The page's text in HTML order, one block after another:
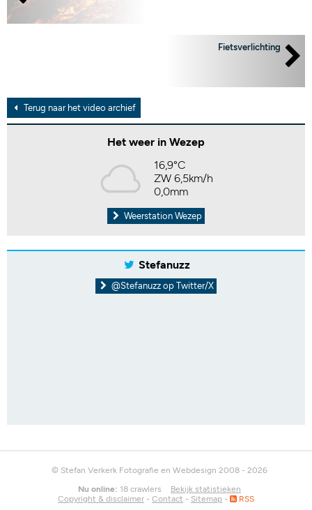
Fietsverlichting
Terug naar het video archief
Het weer in Wezep
16,9°C
ZW 6,5km/h
0,0mm
Weerstation Wezep
Stefanuzz
@Stefanuzz op Twitter/X
© Stefan Verkerk Fotografie en Webdesign 2008 - 2026
Nu online: 18 crawlers
Bekijk statistieken
Copyright & disclaimer - Contact - Sitemap - RSS